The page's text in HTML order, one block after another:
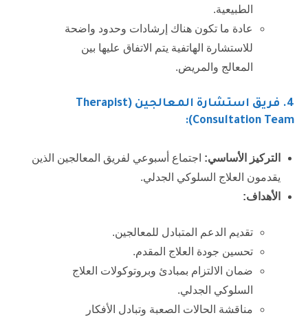
الطبيعية.
عادة ما تكون هناك إرشادات وحدود واضحة
للاستشارة الهاتفية يتم الاتفاق عليها بين
المعالج والمريض.
4
. فريق استشارة المعالجين (Therapist
Consultation Team):
التركيز الأساسي: اجتماع أسبوعي لفريق المعالجين الذين
يقدمون العلاج السلوكي الجدلي.
الأهداف:
تقديم الدعم المتبادل للمعالجين.
تحسين جودة العلاج المقدم.
ضمان الالتزام بمبادئ وبروتوكولات العلاج
السلوكي الجدلي.
مناقشة الحالات الصعبة وتبادل الأفكار